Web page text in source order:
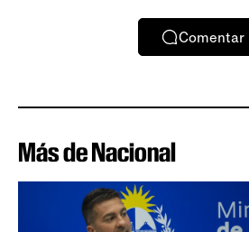
Comentar
Más de Nacional